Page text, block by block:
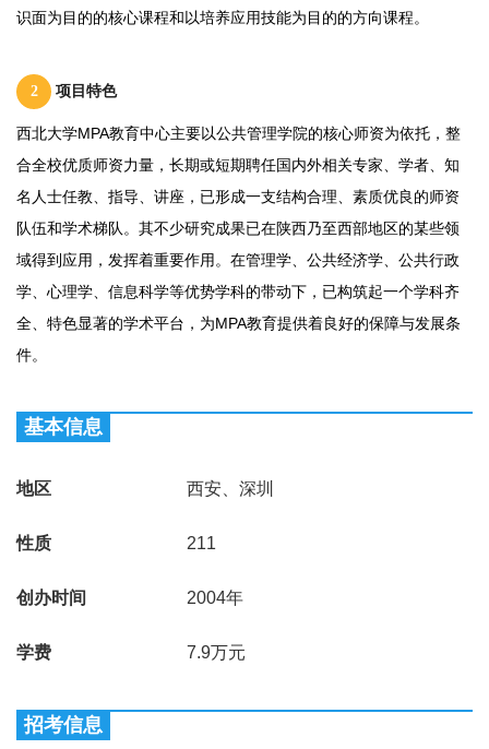
识面为目的的核心课程和以培养应用技能为目的的方向课程。
2 项目特色
西北大学MPA教育中心主要以公共管理学院的核心师资为依托，整
合全校优质师资力量，长期或短期聘任国内外相关专家、学者、知
名人士任教、指导、讲座，已形成一支结构合理、素质优良的师资
队伍和学术梯队。其不少研究成果已在陕西乃至西部地区的某些领
域得到应用，发挥着重要作用。在管理学、公共经济学、公共行政
学、心理学、信息科学等优势学科的带动下，已构筑起一个学科齐
全、特色显著的学术平台，为MPA教育提供着良好的保障与发展条
件。
基本信息
地区 西安、深圳
性质 211
创办时间 2004年
学费 7.9万元
招考信息